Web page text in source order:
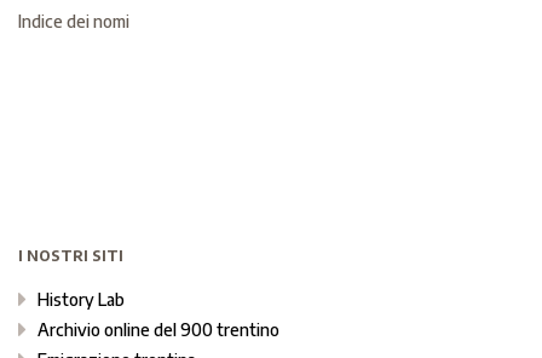
Indice dei nomi
I NOSTRI SITI
History Lab
Archivio online del 900 trentino